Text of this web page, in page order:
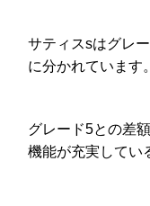
サティスsはグレ
に分かれています。
グレード5との差
機能が充実してい